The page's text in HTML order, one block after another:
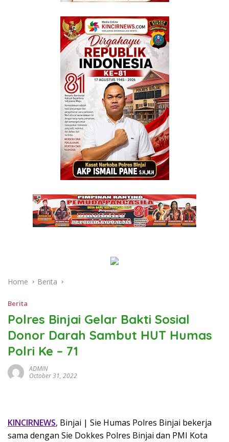
Home Berita
Berita
Polres Binjai Gelar Bakti Sosial
Donor Darah Sambut HUT Humas
Polri Ke – 71
ADMIN
October 31, 2022
KINCIRNEWS, Binjai | Sie Humas Polres Binjai bekerja
sama dengan Sie Dokkes Polres Binjai dan PMI Kota